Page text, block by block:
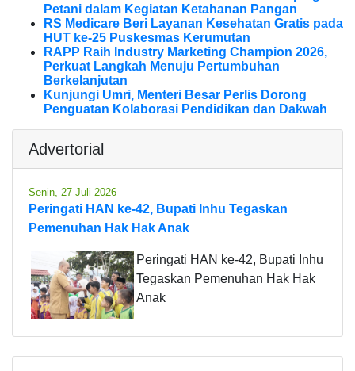
Petani dalam Kegiatan Ketahanan Pangan
RS Medicare Beri Layanan Kesehatan Gratis pada
HUT ke-25 Puskesmas Kerumutan
RAPP Raih Industry Marketing Champion 2026,
Perkuat Langkah Menuju Pertumbuhan
Berkelanjutan
Kunjungi Umri, Menteri Besar Perlis Dorong
Penguatan Kolaborasi Pendidikan dan Dakwah
Advertorial
Senin, 27 Juli 2026
Peringati HAN ke-42, Bupati Inhu Tegaskan
Pemenuhan Hak Hak Anak
Peringati HAN ke-42, Bupati Inhu
Tegaskan Pemenuhan Hak Hak
Anak